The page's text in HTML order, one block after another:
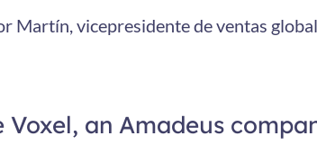
Martín, vicepresidente de ventas
Voxel, an Amadeus